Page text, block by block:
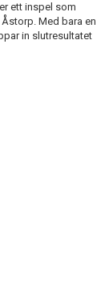
ett inspel som
Med bara en
in slutresultatet